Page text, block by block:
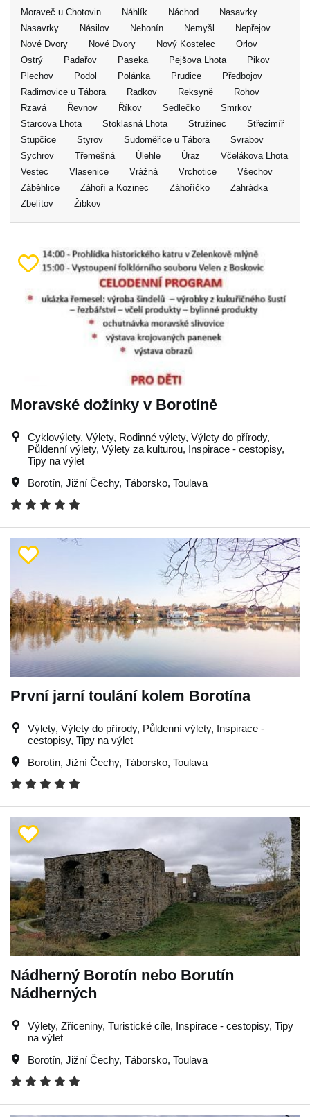
Moraveč u Chotovin
Náhlík Náchod
Nasavrky
Nasavrky
Násilov Nehonín Nemyšl
Nepřejov
Nové Dvory
Nové Dvory Nový Kostelec
Orlov
Ostrý
Padařov Paseka Pejšova Lhota
Pikov
Plechov
Podol Polánka Prudice
Předbojov
Radimovice u Tábora
Radkov Reksyně
Rohov
Rzavá
Řevnov Říkov Sedlečko
Smrkov
Starcova Lhota
Stoklasná Lhota Stružinec
Střezimíř
Stupčice
Styrov Sudoměřice u Tábora
Svrabov
Sychrov
Třemešná Úlehle Úraz
Včelákova Lhota
Vestec
Vlasenice Vrážná Vrchotice
Všechov
Záběhlice
Záhoří a Kozinec Záhoříčko
Zahrádka
Zbelítov
Žibkov
Moravské dožínky v Borotíně
Cyklovýlety, Výlety, Rodinné výlety, Výlety do přírody,
Půldenní výlety, Výlety za kulturou, Inspirace - cestopisy,
Tipy na výlet
Borotín, Jižní Čechy, Táborsko, Toulava
První jarní toulání kolem Borotína
Výlety, Výlety do přírody, Půldenní výlety, Inspirace -
cestopisy, Tipy na výlet
Borotín, Jižní Čechy, Táborsko, Toulava
Nádherný Borotín nebo Borutín
Nádherných
Výlety, Zříceniny, Turistické cíle, Inspirace - cestopisy, Tipy
na výlet
Borotín, Jižní Čechy, Táborsko, Toulava